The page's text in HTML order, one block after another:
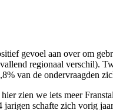
gevoel aan over om
regionaal verschil).
van de ondervraagden
zien we iets meer
schafte zich vorig